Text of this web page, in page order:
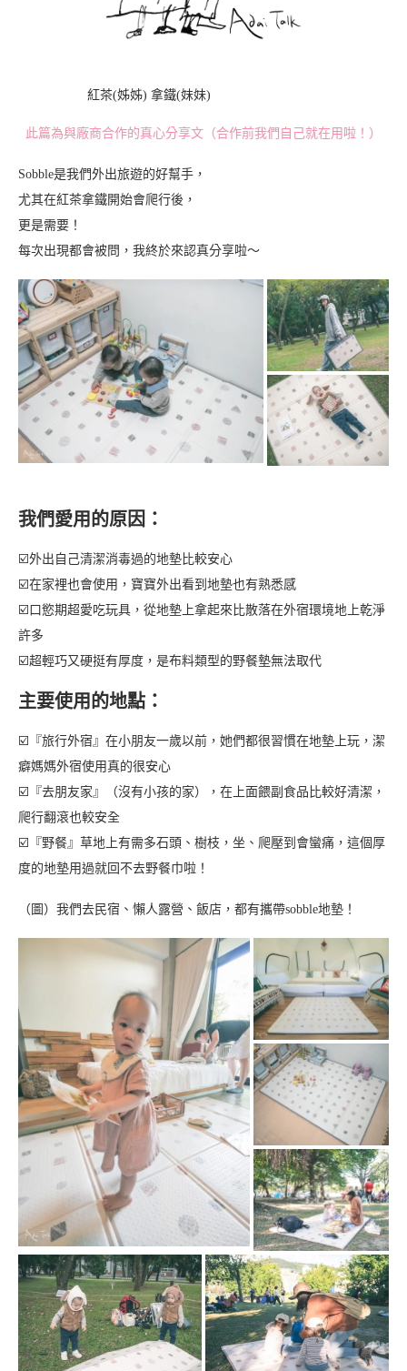
紅茶(姊姊) 拿鐵(妹妹)
此篇為與廠商合作的真心分享文（合作前我們自己就在用啦！）
Sobble是我們外出旅遊的好幫手，
尤其在紅茶拿鐵開始會爬行後，
更是需要！
每次出現都會被問，我終於來認真分享啦～
我們愛用的原因：
☑️外出自己清潔消毒過的地墊比較安心
☑️在家裡也會使用，寶寶外出看到地墊也有熟悉感
☑️口慾期超愛吃玩具，從地墊上拿起來比散落在外宿環境地上乾淨
許多
☑️超輕巧又硬挺有厚度，是布料類型的野餐墊無法取代
主要使用的地點：
☑️『旅行外宿』在小朋友一歲以前，她們都很習慣在地墊上玩，潔
癖媽媽外宿使用真的很安心
☑️『去朋友家』（沒有小孩的家），在上面餵副食品比較好清潔，
爬行翻滾也較安全
☑️『野餐』草地上有需多石頭、樹枝，坐、爬壓到會蠻痛，這個厚
度的地墊用過就回不去野餐巾啦！
（圖）我們去民宿、懶人露營、飯店，都有攜帶sobble地墊！